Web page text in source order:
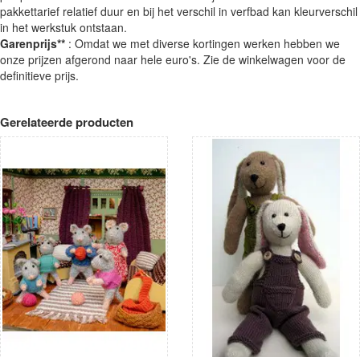
pakkettarief relatief duur en bij het verschil in verfbad kan kleurverschil
in het werkstuk ontstaan.
Garenprijs** : Omdat we met diverse kortingen werken hebben we
onze prijzen afgerond naar hele euro's. Zie de winkelwagen voor de
definitieve prijs.
Gerelateerde producten